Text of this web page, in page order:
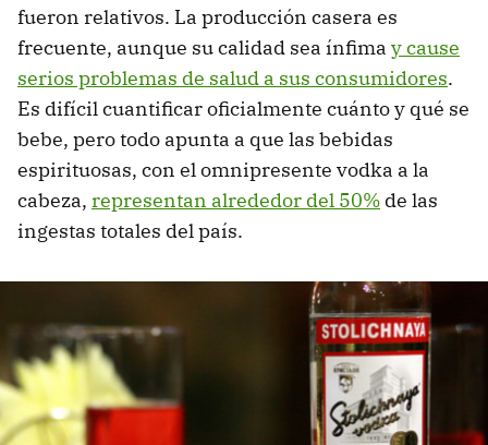
fueron relativos. La producción casera es
frecuente, aunque su calidad sea ínfima y cause
serios problemas de salud a sus consumidores.
Es difícil cuantificar oficialmente cuánto y qué se
bebe, pero todo apunta a que las bebidas
espirituosas, con el omnipresente vodka a la
cabeza, representan alrededor del 50% de las
ingestas totales del país.